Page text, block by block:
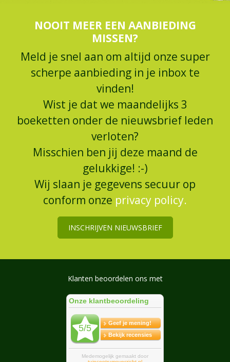
NOOIT MEER EEN AANBIEDING
MISSEN?
Meld je snel aan om altijd onze super
scherpe aanbieding in je inbox te
vinden!
Wist je dat we maandelijks 3
boeketten onder de nieuwsbrief leden
verloten?
Misschien ben jij deze maand de
gelukkige! :-)
Wij slaan je gegevens secuur op
conform onze privacy policy.
INSCHRIJVEN NIEUWSBRIEF
Klanten beoordelen ons met